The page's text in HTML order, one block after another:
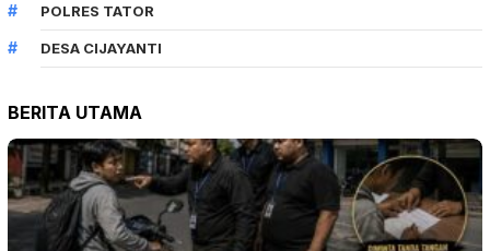
POLRES TATOR
DESA CIJAYANTI
BERITA UTAMA